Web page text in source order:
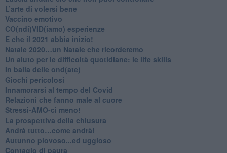
L’arte di volersi bene
​Vaccino emotivo
CO(ndi)VID(iamo) esperienze
​E che il 2021 abbia inizio!
​Natale 2020…un Natale che ricorderemo
Un aiuto per le difficoltà quotidiane: le life skills
​In balia delle ond(ate)
Giochi pericolosi
Innamorarsi al tempo del Covid
​Relazioni che fanno male al cuore
​Stressi-AMO-ci meno!
​La prospettiva della chiusura
​Andrà tutto…come andrà!
Autunno piovoso...ed uggioso
​Contagio di paura